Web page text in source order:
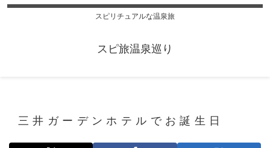
スピリチュアルな温泉旅
スピ旅温泉巡り
三井ガーデンホテルでお誕生日